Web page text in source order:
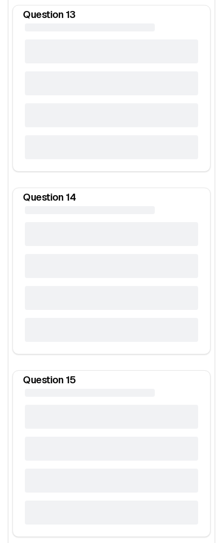
Question 13
Question 14
Question 15